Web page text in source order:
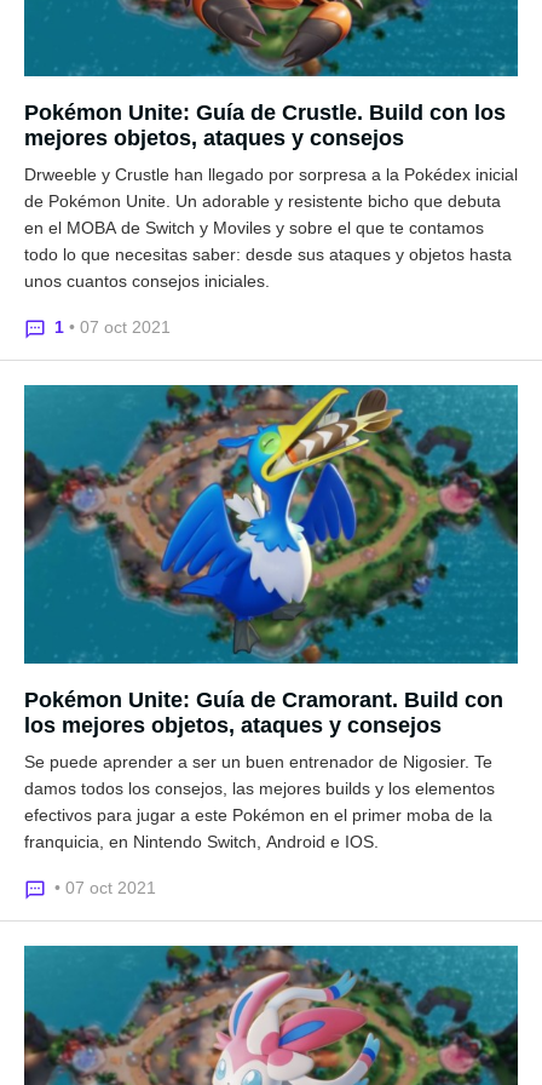
Pokémon Unite: Guía de Crustle. Build con los
mejores objetos, ataques y consejos
Drweeble y Crustle han llegado por sorpresa a la Pokédex inicial
de Pokémon Unite. Un adorable y resistente bicho que debuta
en el MOBA de Switch y Moviles y sobre el que te contamos
todo lo que necesitas saber: desde sus ataques y objetos hasta
unos cuantos consejos iniciales.
1 • 07 oct 2021
Pokémon Unite: Guía de Cramorant. Build con
los mejores objetos, ataques y consejos
Se puede aprender a ser un buen entrenador de Nigosier. Te
damos todos los consejos, las mejores builds y los elementos
efectivos para jugar a este Pokémon en el primer moba de la
franquicia, en Nintendo Switch, Android e IOS.
• 07 oct 2021